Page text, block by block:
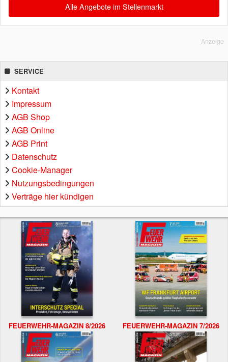
Alle Angebote im Stellenmarkt
Anzeige
SERVICE
Kontakt
Impressum
AGB Shop
AGB Online
AGB Print
Datenschutz
Cookie-Manager
Nutzungsbedingungen
Verträge hier kündigen
FEUERWEHR-MAGAZIN 8/2026 FEUERWEHR-MAGAZIN 7/2026